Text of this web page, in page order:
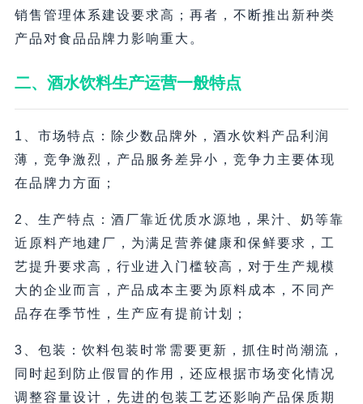
销售管理体系建设要求高；再者，不断推出新种类
产品对食品品牌力影响重大。
二、酒水饮料生产运营一般特点
1、市场特点：除少数品牌外，酒水饮料产品利润
薄，竞争激烈，产品服务差异小，竞争力主要体现
在品牌力方面；
2、生产特点：酒厂靠近优质水源地，果汁、奶等靠
近原料产地建厂，为满足营养健康和保鲜要求，工
艺提升要求高，行业进入门槛较高，对于生产规模
大的企业而言，产品成本主要为原料成本，不同产
品存在季节性，生产应有提前计划；
3、包装：饮料包装时常需要更新，抓住时尚潮流，
同时起到防止假冒的作用，还应根据市场变化情况
调整容量设计，先进的包装工艺还影响产品保质期